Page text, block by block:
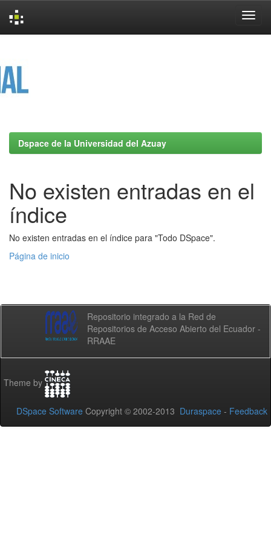
Dspace de la Universidad del Azuay
No existen entradas en el
índice
No existen entradas en el índice para "Todo DSpace".
Página de inicio
Repositorio integrado a la Red de
Repositorios de Acceso Abierto del Ecuador -
RRAAE
Theme by
DSpace Software Copyright © 2002-2013 Duraspace - Feedback